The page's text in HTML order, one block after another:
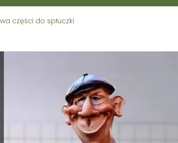
części do spłuczki